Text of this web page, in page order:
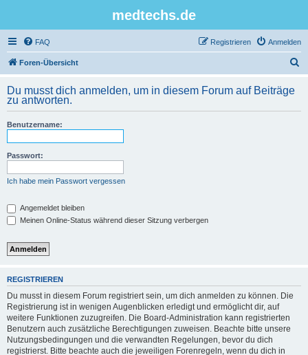
medtechs.de
FAQ Anmelden
Registrieren
Foren-Übersicht
h
Du musst dich anmelden, um in diesem Forum auf Beiträge
zu antworten.
Benutzername:
Passwort:
Ich habe mein Passwort vergessen
Angemeldet bleiben
Meinen Online-Status während dieser Sitzung verbergen
REGISTRIEREN
Du musst in diesem Forum registriert sein, um dich anmelden zu können. Die
Registrierung ist in wenigen Augenblicken erledigt und ermöglicht dir, auf
weitere Funktionen zuzugreifen. Die Board-Administration kann registrierten
Benutzern auch zusätzliche Berechtigungen zuweisen. Beachte bitte unsere
Nutzungsbedingungen und die verwandten Regelungen, bevor du dich
registrierst. Bitte beachte auch die jeweiligen Forenregeln, wenn du dich in